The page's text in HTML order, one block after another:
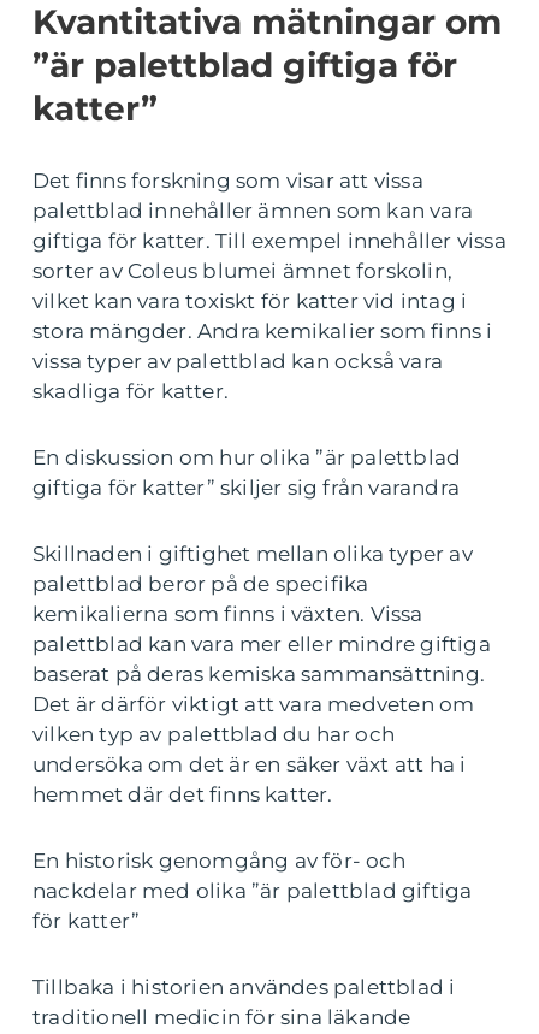
Kvantitativa mätningar om
”är palettblad giftiga för
katter”
Det finns forskning som visar att vissa
palettblad innehåller ämnen som kan vara
giftiga för katter. Till exempel innehåller vissa
sorter av Coleus blumei ämnet forskolin,
vilket kan vara toxiskt för katter vid intag i
stora mängder. Andra kemikalier som finns i
vissa typer av palettblad kan också vara
skadliga för katter.
En diskussion om hur olika ”är palettblad
giftiga för katter” skiljer sig från varandra
Skillnaden i giftighet mellan olika typer av
palettblad beror på de specifika
kemikalierna som finns i växten. Vissa
palettblad kan vara mer eller mindre giftiga
baserat på deras kemiska sammansättning.
Det är därför viktigt att vara medveten om
vilken typ av palettblad du har och
undersöka om det är en säker växt att ha i
hemmet där det finns katter.
En historisk genomgång av för- och
nackdelar med olika ”är palettblad giftiga
för katter”
Tillbaka i historien användes palettblad i
traditionell medicin för sina läkande